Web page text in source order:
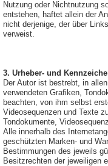
Nutzung oder Nichtnutzung
entstehen, haftet allein der
nicht derjenige, der über
verweist.
3. Urheber- und
Der Autor ist bestrebt, in
verwendeten Grafiken,
beachten, von ihm selbst
Videosequenzen und Texte
Tondokumente,
Alle innerhalb des
geschützten Marken- und
Bestimmungen des jeweils
Besitzrechten der jeweiligen